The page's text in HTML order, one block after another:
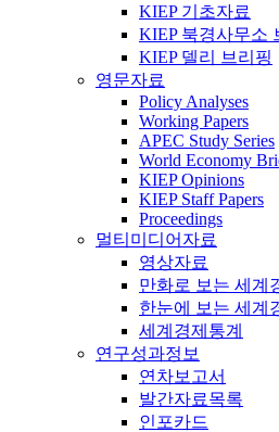
KIEP 기초자료
KIEP 북경사무소
KIEP 델리 브리핑
영문자료
Policy Analyses
Working Papers
APEC Study Series
World Economy
KIEP Opinions
KIEP Staff Papers
Proceedings
멀티미디어자료
영상자료
만화로 보는 세계
한눈에 보는 세계
세계경제통계
연구성과정보
연차보고서
발간자료목록
인포카드